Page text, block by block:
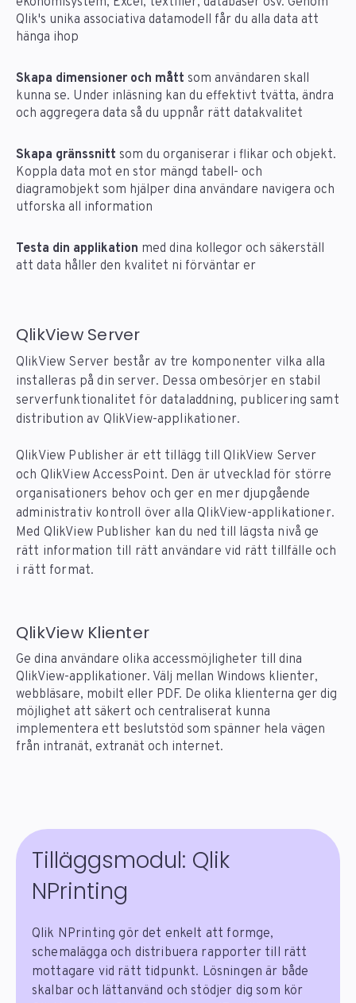
Qlik's unika associativa datamodell får du alla data att
hänga ihop
Skapa dimensioner och mått som användaren skall
kunna se. Under inläsning kan du effektivt tvätta, ändra
och aggregera data så du uppnår rätt datakvalitet
Skapa gränssnitt som du organiserar i flikar och objekt.
Koppla data mot en stor mängd tabell- och
diagramobjekt som hjälper dina användare navigera och
utforska all information
Testa din applikation med dina kollegor och säkerställ
att data håller den kvalitet ni förväntar er
QlikView Server
QlikView Server består av tre komponenter vilka alla
installeras på din server. Dessa ombesörjer en stabil
serverfunktionalitet för dataladdning, publicering samt
distribution av QlikView-applikationer.
QlikView Publisher är ett tillägg till QlikView Server
och QlikView AccessPoint. Den är utvecklad för större
organisationers behov och ger en mer djupgående
administrativ kontroll över alla QlikView-applikationer.
Med QlikView Publisher kan du ned till lägsta nivå ge
rätt information till rätt användare vid rätt tillfälle och
i rätt format.
QlikView Klienter
Ge dina användare olika accessmöjligheter till dina
QlikView-applikationer. Välj mellan Windows klienter,
webbläsare, mobilt eller PDF. De olika klienterna ger dig
möjlighet att säkert och centraliserat kunna
implementera ett beslutstöd som spänner hela vägen
från intranät, extranät och internet.
Tilläggsmodul: Qlik
NPrinting
Qlik NPrinting gör det enkelt att formge,
schemalägga och distribuera rapporter till rätt
mottagare vid rätt tidpunkt. Lösningen är både
skalbar och lättanvänd och stödjer dig som kör